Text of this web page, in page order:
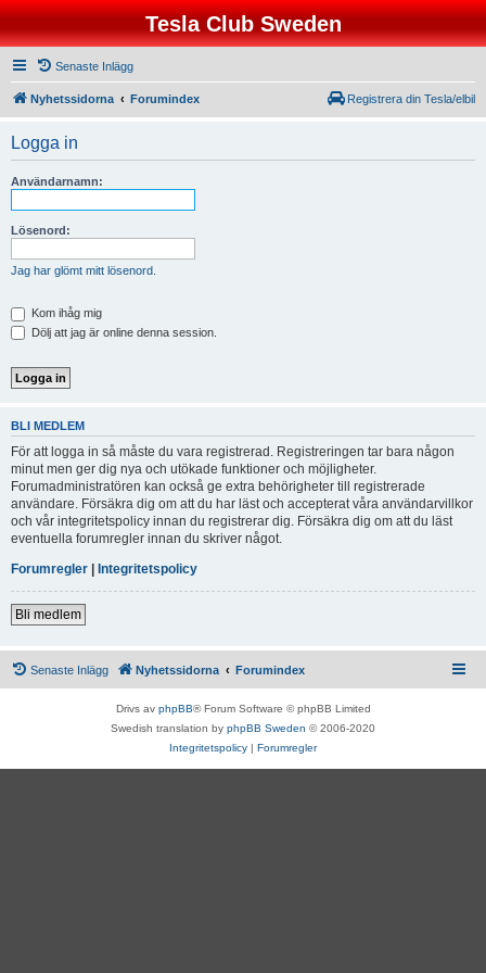
Tesla Club Sweden
Senaste Inlägg
Nyhetssidorna Forumindex Registrera din Tesla/elbil
Logga in
Användarnamn:
Lösenord:
Jag har glömt mitt lösenord.
Kom ihåg mig
Dölj att jag är online denna session.
BLI MEDLEM
För att logga in så måste du vara registrerad. Registreringen tar bara någon
minut men ger dig nya och utökade funktioner och möjligheter.
Forumadministratören kan också ge extra behörigheter till registrerade
användare. Försäkra dig om att du har läst och accepterat våra användarvillkor
och vår integritetspolicy innan du registrerar dig. Försäkra dig om att du läst
eventuella forumregler innan du skriver något.
Forumregler | Integritetspolicy
Bli medlem
Senaste Inlägg Nyhetssidorna Forumindex
Drivs av phpBB® Forum Software © phpBB Limited
Swedish translation by phpBB Sweden © 2006-2020
Integritetspolicy | Forumregler